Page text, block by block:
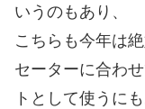
いうのもあり、
こちらも今年は
セーターに合わ
トとして使うに